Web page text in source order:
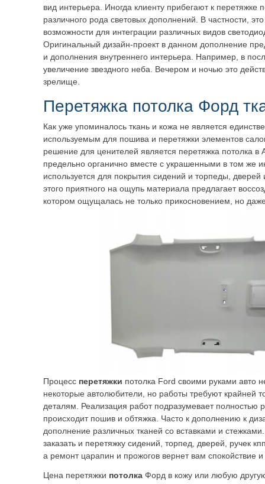
вид интерьера. Иногда клиенту прибегают к перетяжке
различного рода световых дополнений. В частности,
возможности для интеграции различных видов
Оригинальный дизайн-проект в данном дополнение
и дополнения внутреннего интерьера. Например, в
увеличение звездного неба. Вечером и ночью это
зрелище.
Перетяжка потолка Форд
Как уже упоминалось ткань и кожа не является
используемым для пошива и перетяжки элементов
решение для ценителей является перетяжка потолка в
предельно органично вместе с украшенными в том же
используется для покрытия сидений и торпеды, дверей
этого приятного на ощупь материала предлагает
котором ощущалась не только прикосновением, но
Процесс перетяжки потолка Ford своими руками авто
некоторые автолюбители, но работы требуют крайней
деталям. Реализация работ подразумевает полностью
происходит пошив и обтяжка. Часто к дополнению к
дополнение различных тканей со вставками и
заказать и перетяжку сидений, торпед, дверей, ручек
а ремонт царапин и прожогов вернет вам спокойствие и
Цена перетяжки потолка Форд в кожу или любую